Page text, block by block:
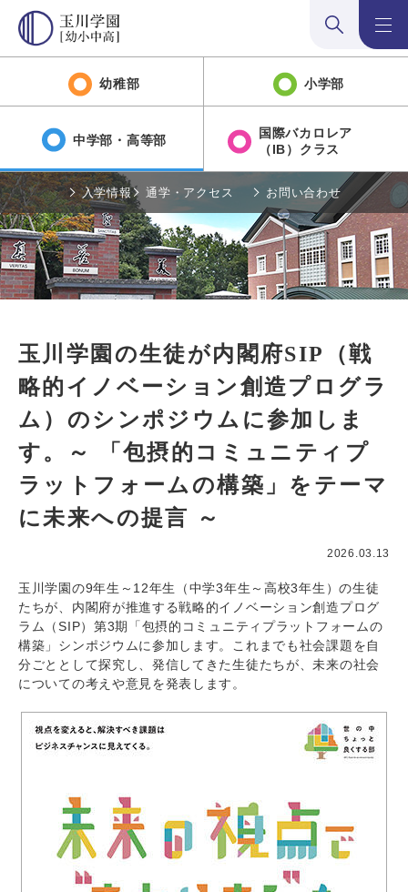
検索:開くメニュ
幼稚部 小学部
中学部・高等部
国際バカロレア
（IB）クラス
入学情報 通学・アクセス お問い合わせ
玉川学園の生徒が内閣府SIP（戦
略的イノベーション創造プログラ
ム）のシンポジウムに参加しま
す。～ 「包摂的コミュニティプ
ラットフォームの構築」をテーマ
に未来への提言 ～
2026.03.13
玉川学園の9年生～12年生（中学3年生～高校3年生）の生徒
たちが、内閣府が推進する戦略的イノベーション創造プログ
ラム（SIP）第3期「包摂的コミュニティプラットフォームの
構築」シンポジウムに参加します。これまでも社会課題を自
分ごととして探究し、発信してきた生徒たちが、未来の社会
についての考えや意見を発表します。